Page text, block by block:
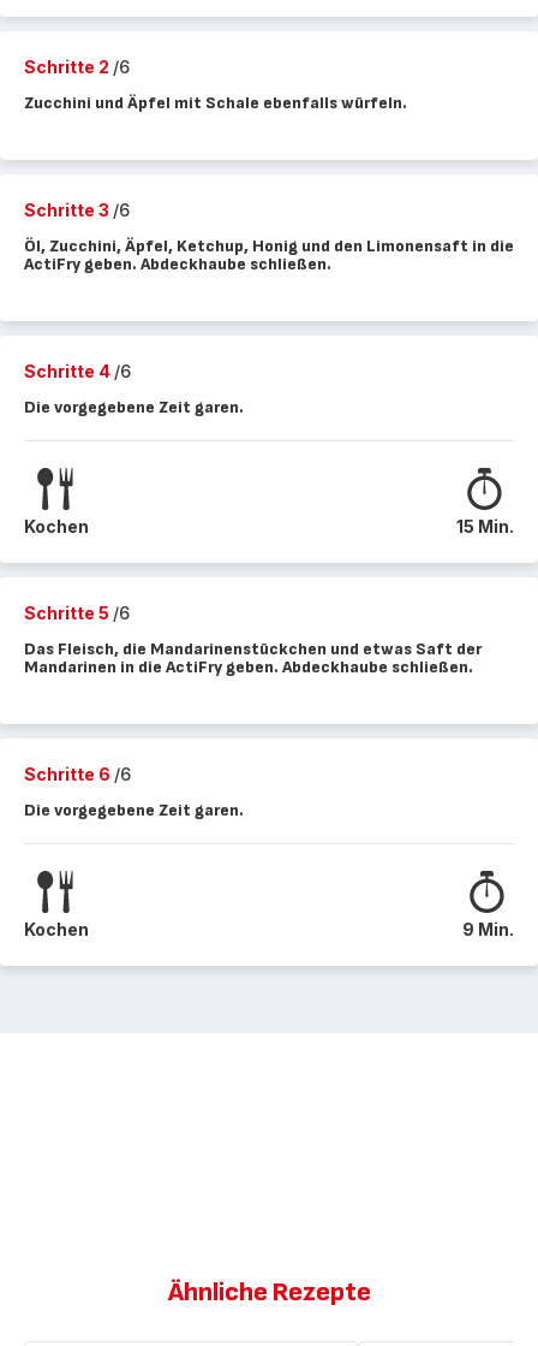
Schritte 2 /6
Zucchini und Äpfel mit Schale ebenfalls würfeln.
Schritte 3 /6
Öl, Zucchini, Äpfel, Ketchup, Honig und den Limonensaft in die
ActiFry geben. Abdeckhaube schließen.
Schritte 4 /6
Die vorgegebene Zeit garen.
Kochen 15 Min.
Schritte 5 /6
Das Fleisch, die Mandarinenstückchen und etwas Saft der
Mandarinen in die ActiFry geben. Abdeckhaube schließen.
Schritte 6 /6
Die vorgegebene Zeit garen.
Kochen 9 Min.
Ähnliche Rezepte